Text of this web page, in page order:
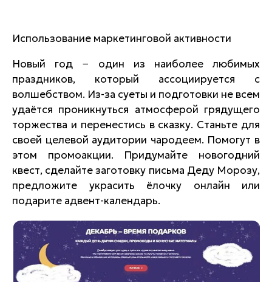
Использование маркетинговой активности
Новый год − один из наиболее любимых
праздников, который ассоциируется с
волшебством. Из-за суеты и подготовки не всем
удаётся проникнуться атмосферой грядущего
торжества и перенестись в сказку. Станьте для
своей целевой аудитории чародеем. Помогут в
этом промоакции. Придумайте новогодний
квест, сделайте заготовку письма Деду Морозу,
предложите украсить ёлочку онлайн или
подарите адвент-календарь.